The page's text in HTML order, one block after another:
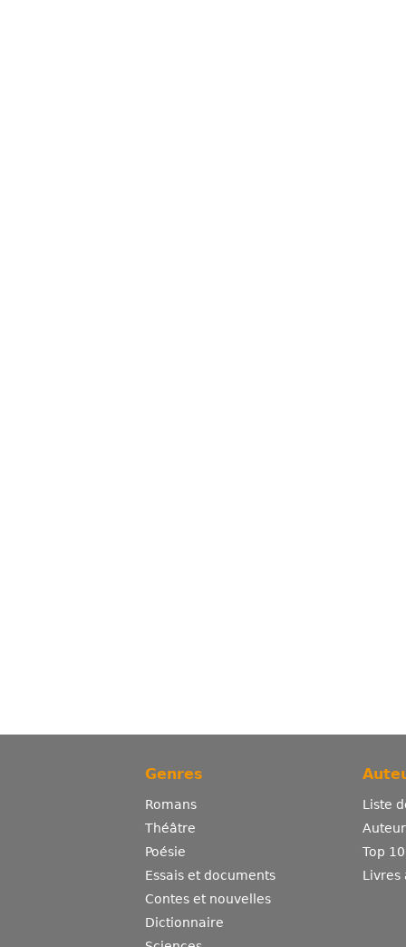
Genres
Romans
Théâtre
Poésie
Essais et documents
Contes et nouvelles
Dictionnaire
Liste
Top
Livres